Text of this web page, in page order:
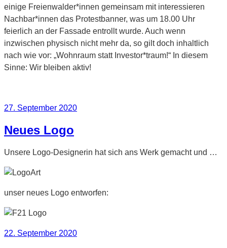
einige Freienwalder*innen gemeinsam mit interessieren
Nachbar*innen das Protestbanner, was um 18.00 Uhr
feierlich an der Fassade entrollt wurde. Auch wenn
inzwischen physisch nicht mehr da, so gilt doch inhaltlich
nach wie vor: „Wohnraum statt Investor*traum!“ In diesem
Sinne: Wir bleiben aktiv!
Veröffentlicht
27. September 2020
Neues Logo
Unsere Logo-Designerin hat sich ans Werk gemacht und …
unser neues Logo entworfen:
Veröffentlicht
22. September 2020